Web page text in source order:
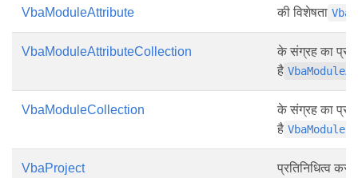
VbaModuleAttribute की विशेषता
VbaModuleAttributeCollection
के संग्रह का
है
VbaModuleCollection
के संग्रह का
है VbaModule
VbaProject प्रतिनिधित्व